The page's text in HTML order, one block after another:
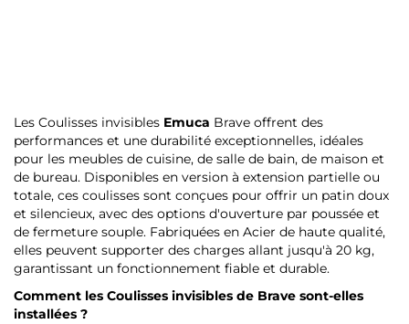
Les Coulisses invisibles Emuca Brave offrent des
performances et une durabilité exceptionnelles, idéales
pour les meubles de cuisine, de salle de bain, de maison et
de bureau. Disponibles en version à extension partielle ou
totale, ces coulisses sont conçues pour offrir un patin doux
et silencieux, avec des options d'ouverture par poussée et
de fermeture souple. Fabriquées en Acier de haute qualité,
elles peuvent supporter des charges allant jusqu'à 20 kg,
garantissant un fonctionnement fiable et durable.
Comment les Coulisses invisibles de Brave sont-elles
installées ?